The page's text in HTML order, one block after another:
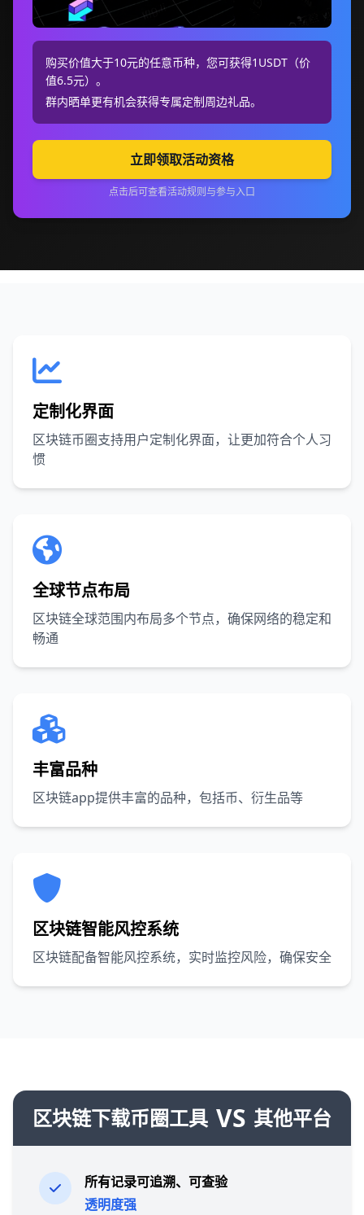
购买价值大于10元的任意币种，您可获得1USDT（价
值6.5元）。
群内晒单更有机会获得专属定制周边礼品。
立即领取活动资格
点击后可查看活动规则与参与入口
定制化界面
区块链币圈支持用户定制化界面，让更加符合个人习
惯
全球节点布局
区块链全球范围内布局多个节点，确保网络的稳定和
畅通
丰富品种
区块链app提供丰富的品种，包括币、衍生品等
区块链智能风控系统
区块链配备智能风控系统，实时监控风险，确保安全
区块链下载币圈工具 VS 其他平台
所有记录可追溯、可查验
透明度强